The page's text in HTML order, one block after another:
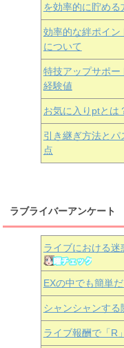
を効率的に貯める
効率的な絆ポイン
について
特技アップサポー
経験値
お気に入りptとは
引き継ぎ方法と
点
ラブライバーアンケート
ライブにおける迷
EXの中でも簡単
シャンシャンする
ライブ報酬で「R